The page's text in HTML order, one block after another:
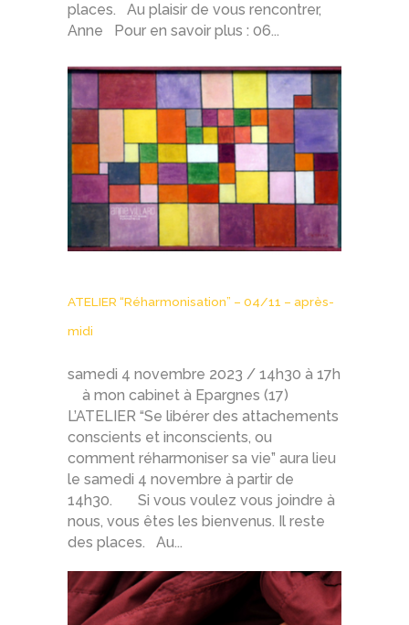
places. Au plaisir de vous rencontrer,
Anne Pour en savoir plus : 06...
ATELIER “Réharmonisation” – 04/11 – après-
midi
samedi 4 novembre 2023 / 14h30 à 17h
à mon cabinet à Epargnes (17)
L’ATELIER “Se libérer des attachements
conscients et inconscients, ou
comment réharmoniser sa vie” aura lieu
le samedi 4 novembre à partir de
14h30. Si vous voulez vous joindre à
nous, vous êtes les bienvenus. Il reste
des places. Au...